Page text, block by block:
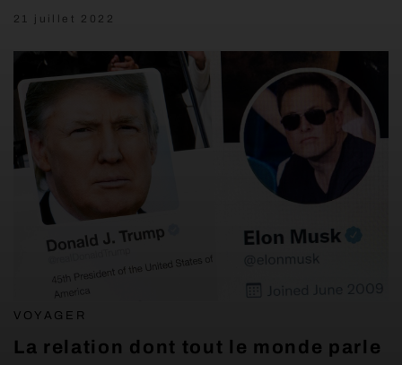
21 juillet 2022
VOYAGER
La relation dont tout le monde parle